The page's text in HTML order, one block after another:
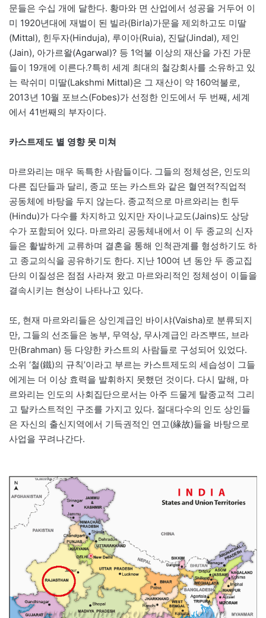
문들은 수십 개에 달한다. 황마와 면 산업에서 성공을 거두어 이
미 1920년대에 재벌이 된 빌라(Birla)가문을 제외하고도 미딸
(Mittal), 힌두자(Hinduja), 루이아(Ruia), 진달(Jindal), 제인
(Jain), 아가르왈(Agarwal)? 등 1억불 이상의 재산을 가진 가문
들이 19개에 이른다.?특히 세계 최대의 철강회사를 소유하고 있
는 락쉬미 미딸(Lakshmi Mittal)은 그 재산이 약 160억불로,
2013년 10월 포브스(Fobes)가 선정한 인도에서 두 번째, 세계
에서 41번째의 부자이다.
카스트제도 별 영향 못 미쳐
마르와리는 매우 독특한 사람들이다. 그들의 정체성은, 인도의
다른 집단들과 달리, 종교 또는 카스트와 같은 혈연적?직업적
공동체에 바탕을 두지 않는다. 종교적으로 마르와리는 힌두
(Hindu)가 다수를 차지하고 있지만 자이나교도(Jains)도 상당
수가 포함되어 있다. 마르와리 공동체내에서 이 두 종교의 신자
들은 활발하게 교류하며 결혼을 통해 인척관계를 형성하기도 하
고 종교의식을 공유하기도 한다. 지난 100여 년 동안 두 종교집
단의 이질성은 점점 사라져 왔고 마르와리적인 정체성이 이들을
결속시키는 현상이 나타나고 있다.
또, 현재 마르와리들은 상인계급인 바이샤(Vaisha)로 분류되지
만, 그들의 선조들은 농부, 무역상, 무사계급인 라즈뿌뜨, 브라
만(Brahman) 등 다양한 카스트의 사람들로 구성되어 있었다.
소위 ‘철(鐵)의 규칙’이라고 부르는 카스트제도의 세습성이 그들
에게는 더 이상 효력을 발휘하지 못했던 것이다. 다시 말해, 마
르와리는 인도의 사회집단으로서는 아주 드물게 탈종교적 그리
고 탈카스트적인 구조를 가지고 있다. 절대다수의 인도 상인들
은 자신의 출신지역에서 기득권적인 연고(緣故)들을 바탕으로
사업을 꾸려나간다.